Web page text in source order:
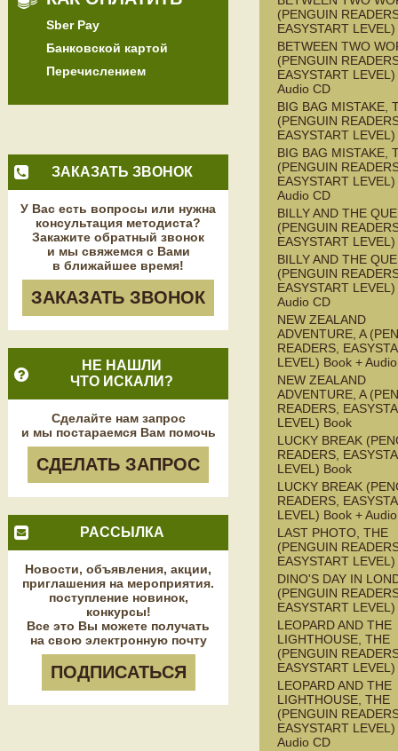
Sber Pay
Банковской картой
Перечислением
ЗАКАЗАТЬ ЗВОНОК
У Вас есть вопросы или нужна
консультация методиста?
Закажите обратный звонок
и мы свяжемся с Вами
в ближайшее время!
ЗАКАЗАТЬ ЗВОНОК
НЕ НАШЛИ
ЧТО ИСКАЛИ?
Сделайте нам запрос
и мы постараемся Вам помочь
СДЕЛАТЬ ЗАПРОС
РАССЫЛКА
Новости, объявления, акции,
приглашения на мероприятия.
поступление новинок,
конкурсы!
Все это Вы можете получать
на свою электронную почту
ПОДПИСАТЬСЯ
(PENGUIN
EASYSTART
BETWEEN TWO
(PENGUIN
EASYSTART
Audio CD
BIG BAG MISTAKE,
(PENGUIN
EASYSTART
BIG BAG MISTAKE,
(PENGUIN
EASYSTART
Audio CD
BILLY AND THE
(PENGUIN
EASYSTART
BILLY AND THE
(PENGUIN
EASYSTART
Audio CD
NEW ZEALAND
ADVENTURE, A
READERS,
LEVEL) Book +
NEW ZEALAND
ADVENTURE, A
READERS,
LEVEL) Book
LUCKY BREAK
READERS,
LEVEL) Book
LUCKY BREAK
READERS,
LEVEL) Book +
LAST PHOTO, THE
(PENGUIN
EASYSTART
DINO'S DAY IN
(PENGUIN
EASYSTART
LEOPARD AND THE
LIGHTHOUSE, THE
(PENGUIN
EASYSTART
LEOPARD AND THE
LIGHTHOUSE, THE
(PENGUIN
EASYSTART
Audio CD